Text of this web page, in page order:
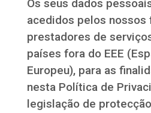
Os seus dados
acedidos pelos nossos
prestadores de
países fora do EEE
Europeu), para as
nesta Política de
legislação de